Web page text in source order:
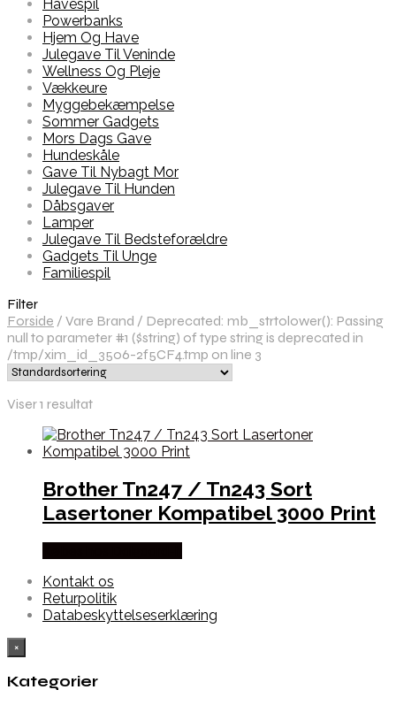
Havespil
Powerbanks
Hjem Og Have
Julegave Til Veninde
Wellness Og Pleje
Vækkeure
Myggebekæmpelse
Sommer Gadgets
Mors Dags Gave
Hundeskåle
Gave Til Nybagt Mor
Julegave Til Hunden
Dåbsgaver
Lamper
Julegave Til Bedsteforældre
Gadgets Til Unge
Familiespil
Filter
Forside / Vare Brand / Deprecated: mb_strtolower(): Passing
null to parameter #1 ($string) of type string is deprecated in
/tmp/xim_id_3506-2f5CF4.tmp on line 3
Viser 1 resultat
Brother Tn247 / Tn243 Sort
Lasertoner Kompatibel 3000 Print
Kontakt os
Returpolitik
Databeskyttelseserklæring
×
Kategorier